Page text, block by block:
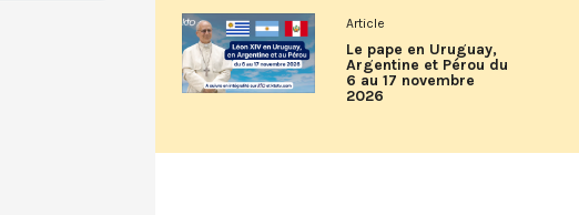
Article
Le pape en Uruguay,
Argentine et Pérou du
6 au 17 novembre
2026